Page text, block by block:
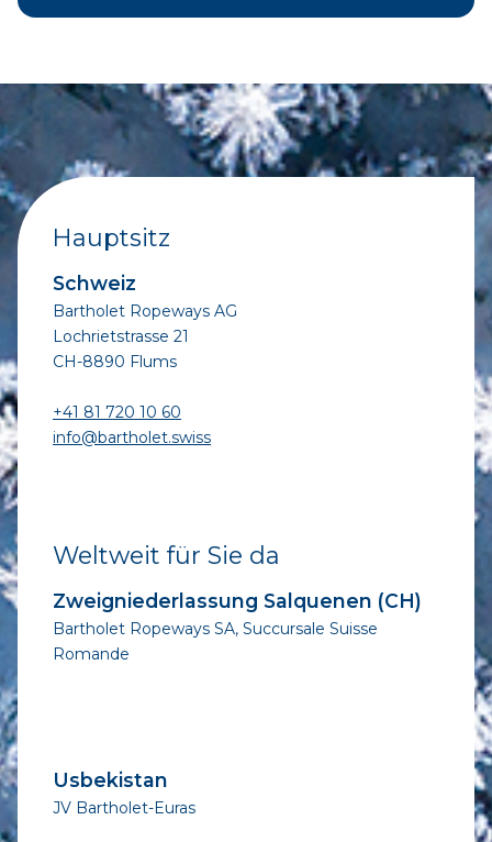
Hauptsitz
Schweiz
Bartholet Ropeways AG
Lochrietstrasse 21
CH-8890 Flums
+41 81 720 10 60
info@bartholet.swiss
Weltweit für Sie da
Zweigniederlassung Salquenen (CH)
Bartholet Ropeways SA, Succursale Suisse
Romande
Usbekistan
JV Bartholet-Euras